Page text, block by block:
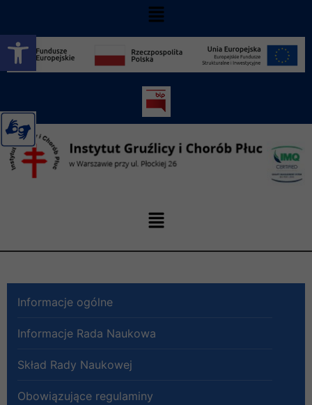
Otwórz pasek narzędzi
Informacje ogólne
Informacje Rada Naukowa
Skład Rady Naukowej
Obowiązujące regulaminy